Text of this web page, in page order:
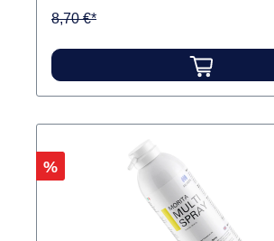
8,70 €*
Rabatt
%